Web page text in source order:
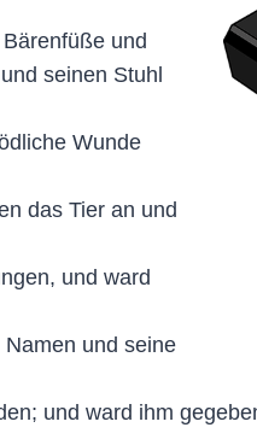
und
seinen Stuhl
Wunde
das Tier an und
und ward
und seine
und ward ihm